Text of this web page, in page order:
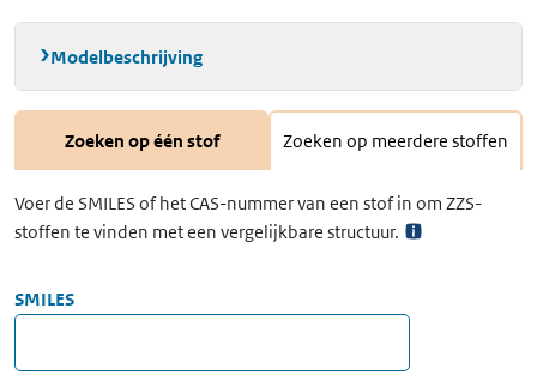
Modelbeschrijving
Zoeken op één stof Zoeken op meerdere stoffen
Voer de SMILES of het CAS-nummer van een stof in om ZZS-
stoffen te vinden met een vergelijkbare structuur.
SMILES